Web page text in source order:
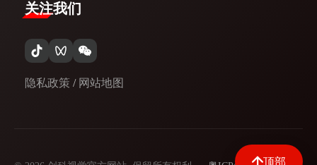
顶部
关注我们
隐私政策 / 网站地图